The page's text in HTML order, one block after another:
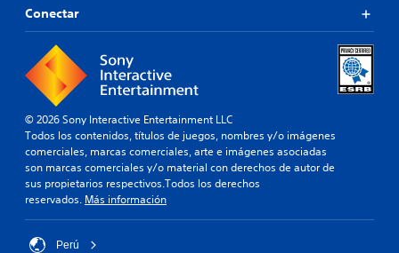
Conectar
© 2026 Sony Interactive Entertainment LLC
Todos los contenidos, títulos de juegos, nombres y/o imágenes
comerciales, marcas comerciales, arte e imágenes asociadas
son marcas comerciales y/o material con derechos de autor de
sus propietarios respectivos.Todos los derechos
reservados. Más información
Perú